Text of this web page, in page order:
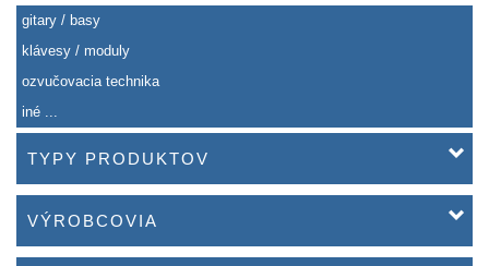
gitary / basy
klávesy / moduly
ozvučovacia technika
iné ...
TYPY PRODUKTOV
VÝROBCOVIA